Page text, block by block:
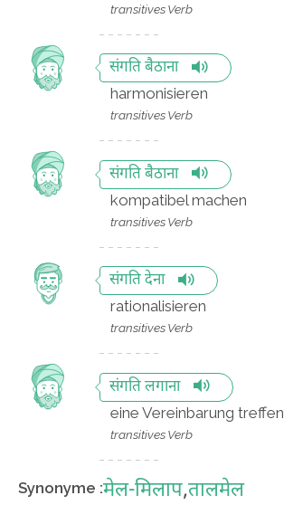
transitives Verb
संगति बैठाना
harmonisieren
transitives Verb
संगति बैठाना
kompatibel machen
transitives Verb
संगति देना
rationalisieren
transitives Verb
संगति लगाना
eine Vereinbarung treffen
transitives Verb
Synonyme :मेल-मिलाप,तालमेल